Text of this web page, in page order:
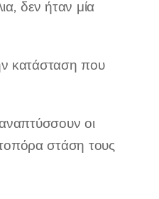
δεν ήταν μία
κατάσταση που
οι
στάση τους